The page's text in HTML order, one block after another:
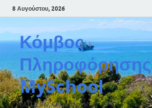
8 Αυγούστου, 2026
Κόμβος
Πληροφόρησης
MySchool
ΔΙ.Π.Ε. Αν. Θεσσαλονίκης